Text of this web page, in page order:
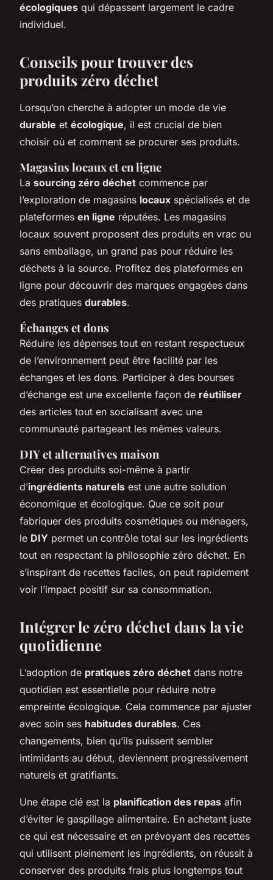
écologiques qui dépassent largement le cadre
individuel.
Conseils pour trouver des
produits zéro déchet
Lorsqu’on cherche à adopter un mode de vie
durable et écologique, il est crucial de bien
choisir où et comment se procurer ses produits.
Magasins locaux et en ligne
La sourcing zéro déchet commence par
l’exploration de magasins locaux spécialisés et de
plateformes en ligne réputées. Les magasins
locaux souvent proposent des produits en vrac ou
sans emballage, un grand pas pour réduire les
déchets à la source. Profitez des plateformes en
ligne pour découvrir des marques engagées dans
des pratiques durables.
Échanges et dons
Réduire les dépenses tout en restant respectueux
de l’environnement peut être facilité par les
échanges et les dons. Participer à des bourses
d’échange est une excellente façon de réutiliser
des articles tout en socialisant avec une
communauté partageant les mêmes valeurs.
DIY et alternatives maison
Créer des produits soi-même à partir
d’ingrédients naturels est une autre solution
économique et écologique. Que ce soit pour
fabriquer des produits cosmétiques ou ménagers,
le DIY permet un contrôle total sur les ingrédients
tout en respectant la philosophie zéro déchet. En
s’inspirant de recettes faciles, on peut rapidement
voir l’impact positif sur sa consommation.
Intégrer le zéro déchet dans la vie
quotidienne
L’adoption de pratiques zéro déchet dans notre
quotidien est essentielle pour réduire notre
empreinte écologique. Cela commence par ajuster
avec soin ses habitudes durables. Ces
changements, bien qu’ils puissent sembler
intimidants au début, deviennent progressivement
naturels et gratifiants.
Une étape clé est la planification des repas afin
d’éviter le gaspillage alimentaire. En achetant juste
ce qui est nécessaire et en prévoyant des recettes
qui utilisent pleinement les ingrédients, on réussit à
conserver des produits frais plus longtemps tout